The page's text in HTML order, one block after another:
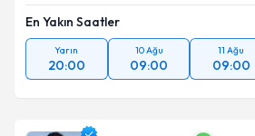
En Yakın Saatler
Yarın
20:00
10 Ağu
09:00
11 Ağu
09:00